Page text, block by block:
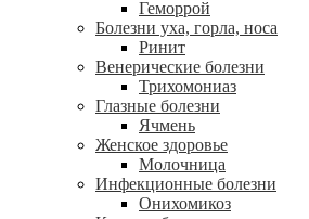
Геморрой
Болезни уха, горла, носа
Ринит
Венерические болезни
Трихомониаз
Глазные болезни
Ячмень
Женское здоровье
Молочница
Инфекционные болезни
Онихомикоз